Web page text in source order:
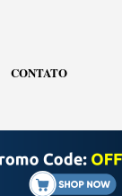
CONTATO